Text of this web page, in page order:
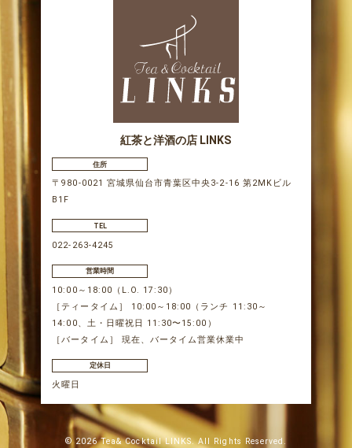
紅茶と洋酒の店 LINKS
住所
〒980-0021 宮城県仙台市青葉区中央3-2-16 第2MKビル
B1F
TEL
022-263-4245
営業時間
10:00～18:00（L.O. 17:30）
［ティータイム］ 10:00～18:00（ランチ 11:30～
14:00、土・日曜祝日 11:30〜15:00）
［バータイム］ 現在、バータイム営業休業中
定休日
火曜日
© 2026 Tea& Cocktail LINKS. All Rights Reserved.